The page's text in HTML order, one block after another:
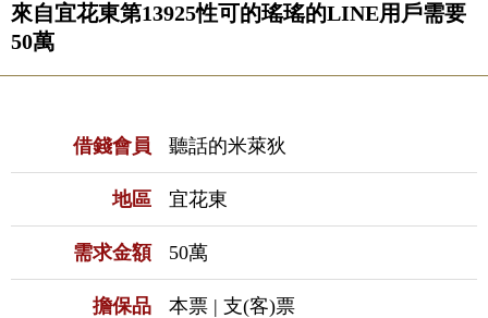
來自宜花東第13925性可的瑤瑤的LINE用戶需要
50萬
借錢會員 聽話的米萊狄
地區 宜花東
需求金額 50萬
擔保品 本票 | 支(客)票